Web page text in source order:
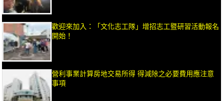
歡迎來加入：「文化志工隊」增招志工暨研習活動報名
開始！
營利事業計算房地交易所得 得減除之必要費用應注意
事項